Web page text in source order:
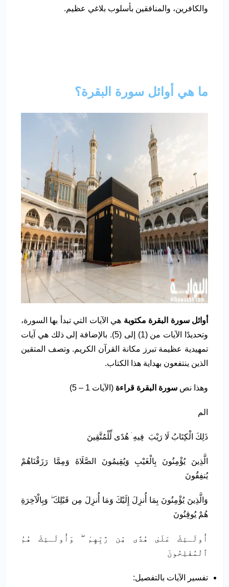
والكافرين، والمنافقين بأسلوب بلاغي عظيم.
ما هي أوائل سورة البقرة؟
أوائل سورة البقرة مكتوبة هي الآيات التي تبدأ بها السورة،
وتحديدًا الآيات من (1) إلى (5). بالإضافة إلى ذلك هي آيات
تمهيدية عظيمة تبرز مكانة القرآن الكريم. وتصف المتقين
الذين ينتفعون بهداية هذا الكتاب.
وهذا نص سورة البقرة قراءة (الآيات 1 – 5)
الم
ذَلِكَ الْكِتَابُ لَا رَيْبَ فِيهِ ۛ هُدًى لِّلْمُتَّقِينَ
الَّذِينَ يُؤْمِنُونَ بِالْغَيْبِ وَيُقِيمُونَ الصَّلَاةَ وَمِمَّا رَزَقْنَاهُمْ
يُنفِقُونَ
وَالَّذِينَ يُؤْمِنُونَ بِمَا أُنزِلَ إِلَيْكَ وَمَا أُنزِلَ مِن قَبْلِكَ ۖ وَبِالْآخِرَةِ
هُمْ يُوقِنُونَ
أُولَـئِكَ عَلَىٰ هُدًى مِّن رَّبِّهِمْ ۖ وَأُولَـئِكَ هُمُ
ٱلْمُفْلِحُونَ
تفسير الآيات بالتفصيل: